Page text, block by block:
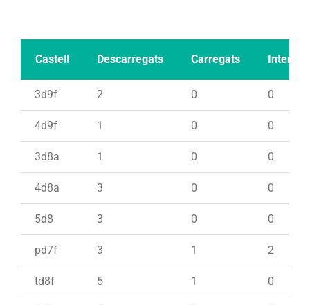
Castell Descarregats Carregats Intents
3d9f 2 0 0
4d9f 1 0 0
3d8a 1 0 0
4d8a 3 0 0
5d8 3 0 0
pd7f 3 1 2
td8f 5 1 0